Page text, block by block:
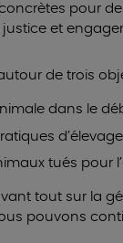
pour
et
de trois
dans le
tués pour
tout sur la
pouvons